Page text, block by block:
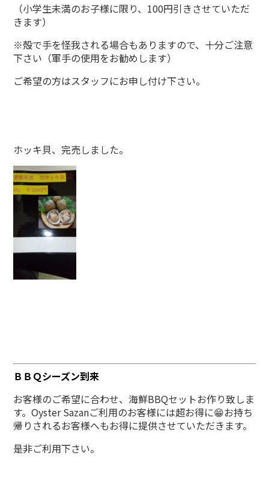
（小学生未満のお子様に限り、100円引きさせていただ
きます）
※殻で手を怪我される場合もありますので、十分ご注意
下さい（軍手の使用をお勧めします）
ご希望の方はスタッフにお申し付け下さい。
ホッキ貝、完売しました。
ＢＢＱシーズン到来
お客様のご希望に合わせ、海鮮BBQセットお作り致しま
す。Oyster Sazanご利用のお客様には超お得に😁お持ち
帰りされるお客様へもお得に提供させていただきます。
是非ご利用下さい。